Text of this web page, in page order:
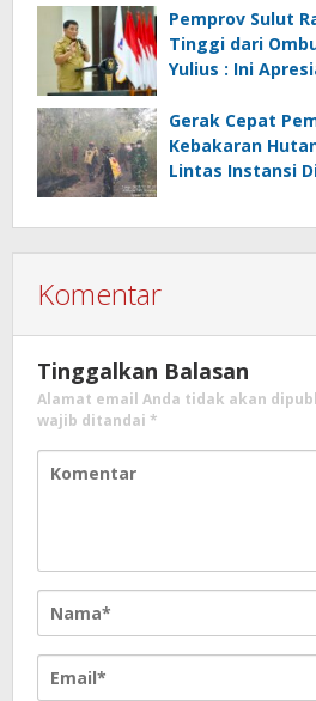
Pemprov Sulut
Tinggi dari
Yulius : Ini
Gerak Cepat
Kebakaran
Lintas Instansi
Komentar
Tinggalkan Balasan
Alamat email Anda tidak akan
wajib ditandai *